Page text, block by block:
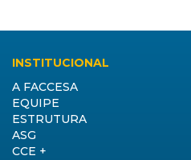
INSTITUCIONAL
A FACCESA
EQUIPE
ESTRUTURA
ASG
CCE +